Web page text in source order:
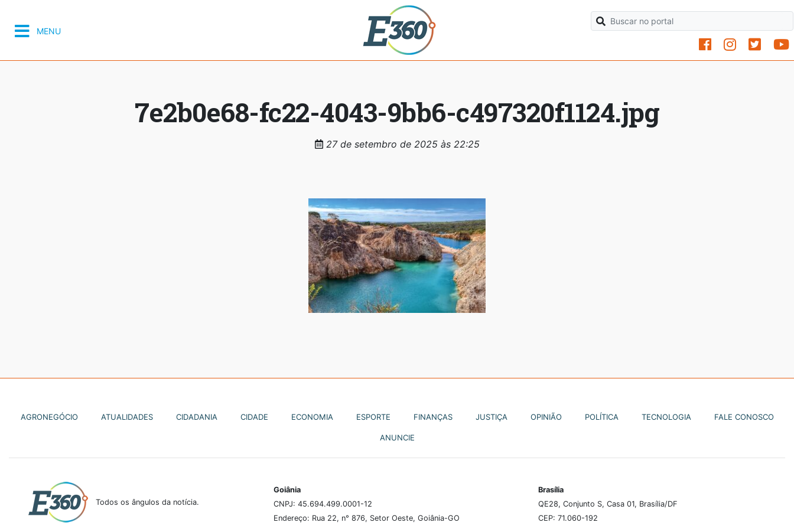
MENU
7e2b0e68-fc22-4043-9bb6-c497320f1124.jpg
27 de setembro de 2025 às 22:25
AGRONEGÓCIO ATUALIDADES CIDADANIA CIDADE ECONOMIA ESPORTE FINANÇAS JUSTIÇA OPINIÃO POLÍTICA TECNOLOGIA FALE CONOSCO
ANUNCIE
Todos os ângulos da notícia.
Goiânia
CNPJ: 45.694.499.0001-12
Endereço: Rua 22, n° 876, Setor Oeste, Goiânia-GO
Brasília
QE28, Conjunto S, Casa 01, Brasília/DF
CEP: 71.060-192